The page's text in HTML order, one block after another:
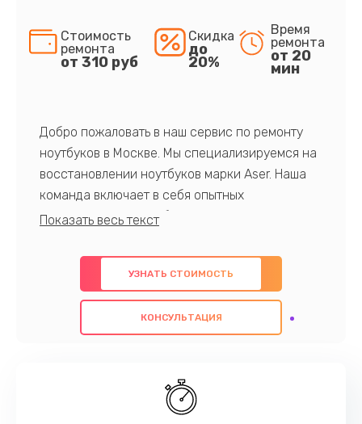
Стоимость
ремонта
от 310 руб
Скидка
до
20%
Время
ремонта
от 20
мин
Добро пожаловать в наш сервис по ремонту
ноутбуков в Москве. Мы специализируемся на
восстановлении ноутбуков марки Aser. Наша
команда включает в себя опытных
профессионалов с обширными знаниями и
предлагаем быстрый и качественный ремонт с
использованием оригинальных компонентов, а
также гарантируем качество всех
проведенных работ. Наша цель - предоставить
наилучшим образом. Не медлите записаться на
УЗНАТЬ СТОИМОСТЬ
КОНСУЛЬТАЦИЯ